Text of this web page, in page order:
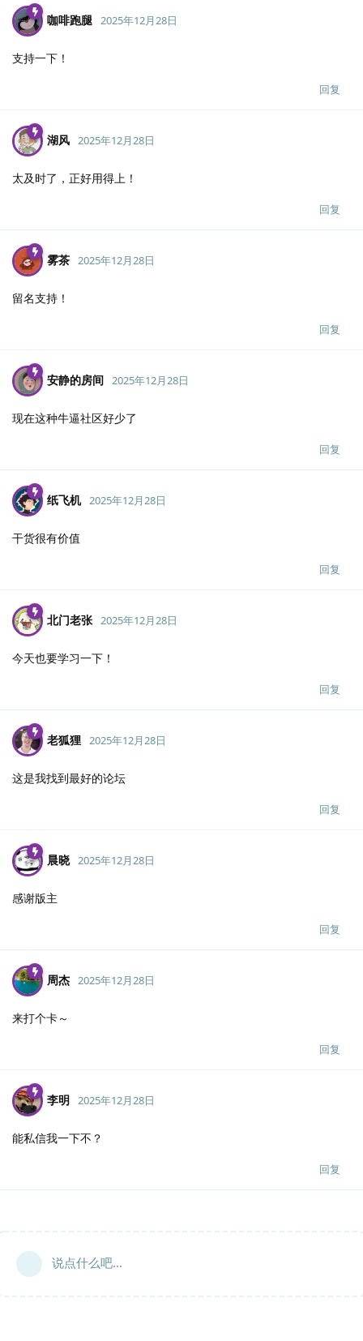
咖啡跑腿 2025年12月28日
支持一下！
回复
湖风 2025年12月28日
太及时了，正好用得上！
回复
雾茶 2025年12月28日
留名支持！
回复
安静的房间 2025年12月28日
现在这种牛逼社区好少了
回复
纸飞机 2025年12月28日
干货很有价值
回复
北门老张 2025年12月28日
今天也要学习一下！
回复
老狐狸 2025年12月28日
这是我找到最好的论坛
回复
晨晓 2025年12月28日
感谢版主
回复
周杰 2025年12月28日
来打个卡～
回复
李明 2025年12月28日
能私信我一下不？
回复
说点什么吧...